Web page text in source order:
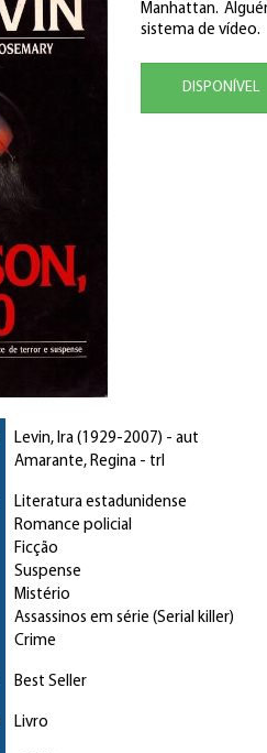
Manhattan.
sistema de vídeo.
DISPONÍVEL
Levin, Ira(1929-2007) - aut
Amarante, Regina- trl
Literatura estadunidense
Romance policial
Ficção
Suspense
Mistério
Assassinos em série (Serial killer)
Crime
Best Seller
Livro